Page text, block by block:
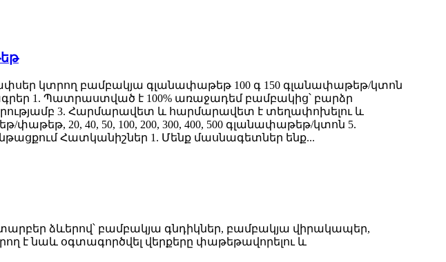
կտրող բամբակյա գլանափաթեթ 100 գ 150 գլանափաթեթ/կտոն
1. Պատրաստված է 100% առաջադեմ բամբակից՝ բարձր
3. Հարմարավետ և հարմարավետ է տեղափոխելու և
20, 40, 50, 100, 200, 300, 400, 500 գլանափաթեթ/կտոն 5.
Հատկանիշներ 1. Մենք մասնագետներ ենք...
ձևերով՝ բամբակյա գնդիկներ, բամբակյա վիրակապեր,
է նաև օգտագործվել վերքերը փաթեթավորելու և